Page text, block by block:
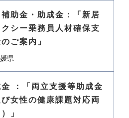
補助金・助成金：「新居
シー乗務員人材確保支
ご案内」
県
：「両立支援等助成金
び女性の健康課題対応両
」